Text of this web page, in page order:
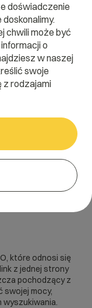
G H
I
P Q
R
Y Z
, które odnosi się
z jednej strony
pochodzący z
swojej mocy,
wyszukiwania.
doświadczenie
chwili może być
o
w naszej
swoje
z rodzajami